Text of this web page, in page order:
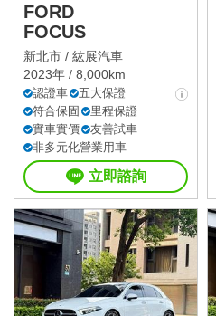
FORD
FOCUS
新北市 / 紘展汽車
2023年 / 8,000km
認證車
五大保證
符合保固
里程保證
實車實價
友善試車
非多元化營業用車
立即諮詢